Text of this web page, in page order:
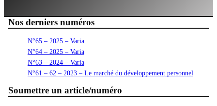
Nos derniers numéros
N°65 – 2025 – Varia
N°64 – 2025 – Varia
N°63 – 2024 – Varia
N°61 – 62 – 2023 – Le marché du développement personnel
Soumettre un article/numéro